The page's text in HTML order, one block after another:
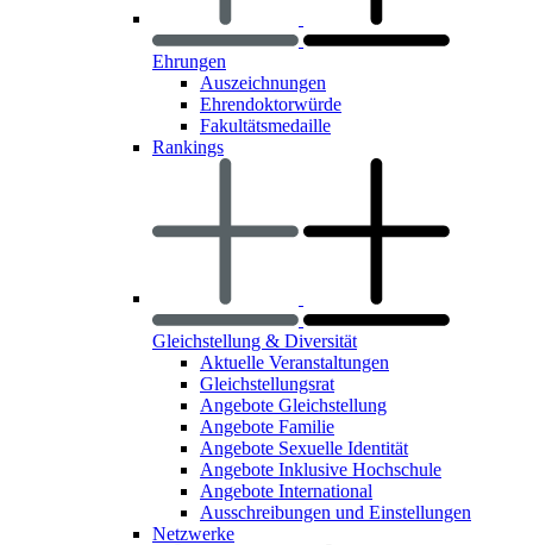
Ehrungen
Auszeichnungen
Ehrendoktorwürde
Fakultätsmedaille
Rankings
Gleichstellung & Diversität
Aktuelle Veranstaltungen
Gleichstellungsrat
Angebote Gleichstellung
Angebote Familie
Angebote Sexuelle Identität
Angebote Inklusive Hochschule
Angebote International
Ausschreibungen und Einstellungen
Netzwerke